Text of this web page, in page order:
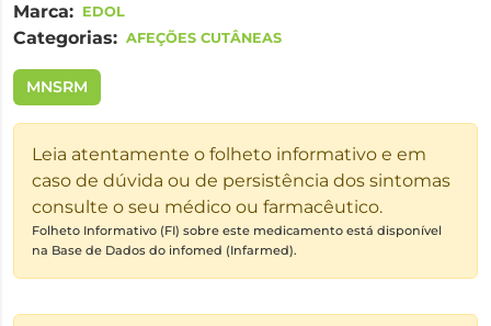
Marca: EDOL
Categorias: AFEÇÕES CUTÂNEAS
MNSRM
Leia atentamente o folheto informativo e em
caso de dúvida ou de persistência dos sintomas
consulte o seu médico ou farmacêutico.
Folheto Informativo (FI) sobre este medicamento está disponível
na Base de Dados do infomed (Infarmed).